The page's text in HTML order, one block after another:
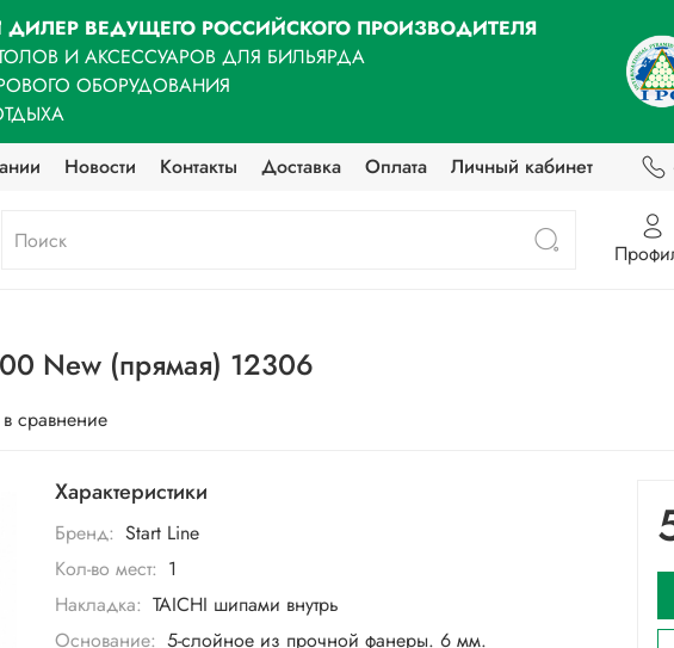
ВЕДУЩЕГО РОССИЙСКОГО ПРОИЗВОДИТЕЛЯ
И АКСЕССУАРОВ ДЛЯ БИЛЬЯРДА
ОБОРУДОВАНИЯ
Новости Контакты Доставка Оплата Личный кабинет
New (прямая) 12306
сравнение
Характеристики
Бренд: Start Line
Кол-во мест: 1
Накладка: TAICHI шипами внутрь
Основание: 5-слойное из прочной фанеры. 6 мм.